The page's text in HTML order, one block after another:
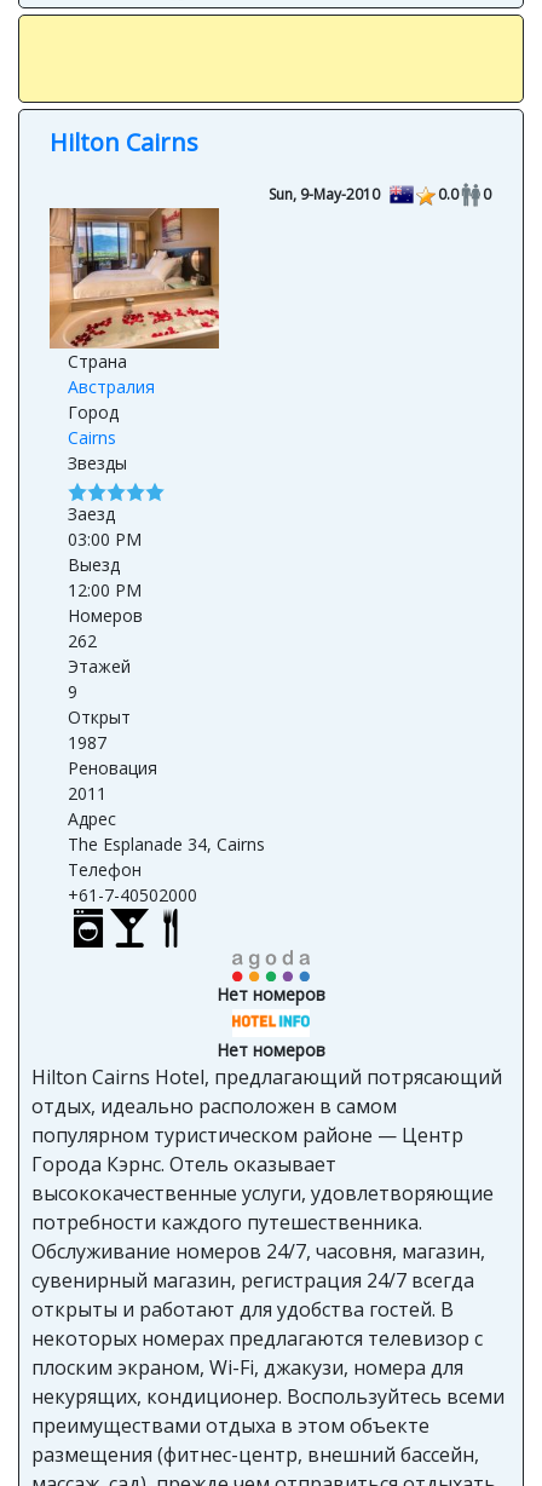
Hilton Cairns
Sun, 9-May-2010 0.0 0
Страна
Австралия
Город
Cairns
Звезды
Заезд
03:00 PM
Выезд
12:00 PM
Номеров
262
Этажей
9
Открыт
1987
Реновация
2011
Адрес
The Esplanade 34, Cairns
Телефон
+61-7-40502000
Нет номеров
Нет номеров
Hilton Cairns Hotel, предлагающий потрясающий
отдых, идеально расположен в самом
популярном туристическом районе — Центр
Города Кэрнс. Отель оказывает
высококачественные услуги, удовлетворяющие
потребности каждого путешественника.
Обслуживание номеров 24/7, часовня, магазин,
сувенирный магазин, регистрация 24/7 всегда
открыты и работают для удобства гостей. В
некоторых номерах предлагаются телевизор с
плоским экраном, Wi-Fi, джакузи, номера для
некурящих, кондиционер. Воспользуйтесь всеми
преимуществами отдыха в этом объекте
размещения (фитнес-центр, внешний бассейн,